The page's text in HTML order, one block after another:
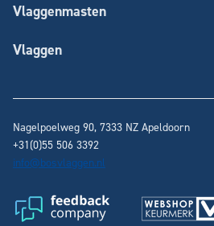
Vlaggenmasten
Vlaggen
Nagelpoelweg 90, 7333 NZ Apeldoorn
+31(0)55 506 3392
info@bosvlaggen.nl